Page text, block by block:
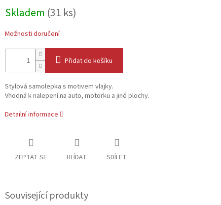
cena:
Skladem (31 ks)
Možnosti doručení
Přidat do košíku
Stylová samolepka s motivem vlajky.
Vhodná k nalepení na auto, motorku a jiné plochy.
Detailní informace
ZEPTAT SE HLÍDAT SDÍLET
Související produkty